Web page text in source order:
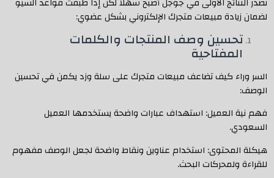
لضمان زيادة مبيعات متجرك الإلكتروني بشكل عضوي:
تحسين وصف المنتجات والكلمات
المفتاحية
السر وراء كيف تضاعف مبيعات متجرك على سلة وزد يكمن في تحسين
الوصف:
فهم نية العميل: استهداف عبارات واضحة يستخدمها العميل
السعودي.
هيكلة المحتوى: استخدام عناوين ونقاط واضحة لجعل الوصف مفهوم
للقراءة ولمحركات البحث.